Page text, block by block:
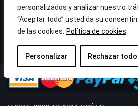
personalizados y analizar nuestro
“Aceptar todo” usted da su
de las cookies.
Política de cookies
Personalizar Rechazar todo
Horario: Lun-Vie 09:30h a 13:30h y
10:30h a 14:.00h
Correo:info@tiendaxpels.com